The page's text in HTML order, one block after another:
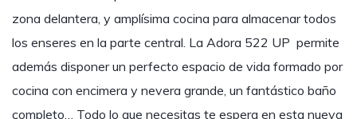
zona delantera, y amplísima cocina para almacenar todos
los enseres en la parte central. La Adora 522 UP permite
además disponer un perfecto espacio de vida formado por
cocina con encimera y nevera grande, un fantástico baño
completo… Todo lo que necesitas te espera en esta nueva